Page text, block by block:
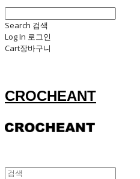
Search 검색
Log In 로그인
Cart장바구니
CROCHEANT